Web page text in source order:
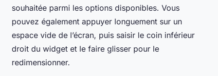
souhaitée parmi les options disponibles. Vous
pouvez également appuyer longuement sur un
espace vide de l’écran, puis saisir le coin inférieur
droit du widget et le faire glisser pour le
redimensionner.